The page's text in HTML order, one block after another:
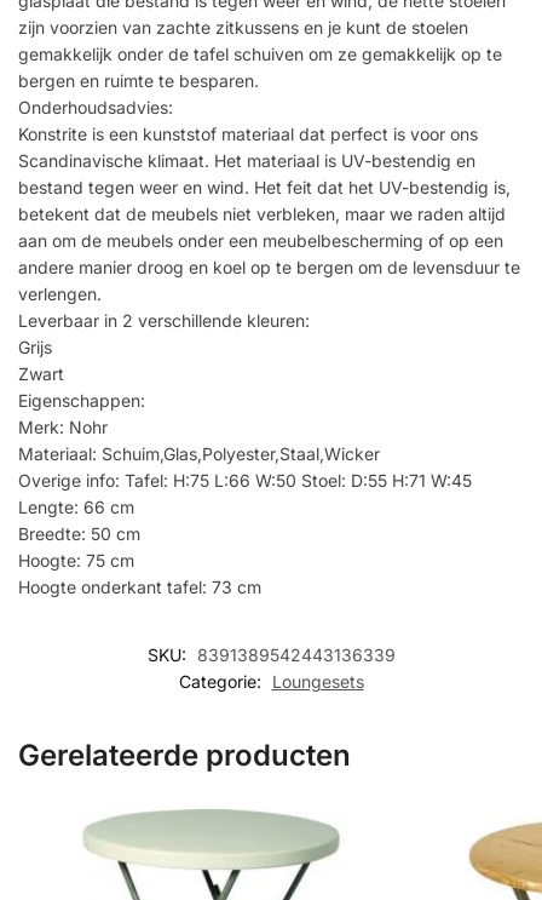
zijn voorzien van zachte zitkussens en je kunt de stoelen
gemakkelijk onder de tafel schuiven om ze gemakkelijk op te
bergen en ruimte te besparen.
Onderhoudsadvies:
Konstrite is een kunststof materiaal dat perfect is voor ons
Scandinavische klimaat. Het materiaal is UV-bestendig en
bestand tegen weer en wind. Het feit dat het UV-bestendig is,
betekent dat de meubels niet verbleken, maar we raden altijd
aan om de meubels onder een meubelbescherming of op een
andere manier droog en koel op te bergen om de levensduur te
verlengen.
Leverbaar in 2 verschillende kleuren:
Grijs
Zwart
Eigenschappen:
Merk: Nohr
Materiaal: Schuim,Glas,Polyester,Staal,Wicker
Overige info: Tafel: H:75 L:66 W:50 Stoel: D:55 H:71 W:45
Lengte: 66 cm
Breedte: 50 cm
Hoogte: 75 cm
Hoogte onderkant tafel: 73 cm
SKU:
8391389542443136339
Categorie:
Loungesets
Gerelateerde producten